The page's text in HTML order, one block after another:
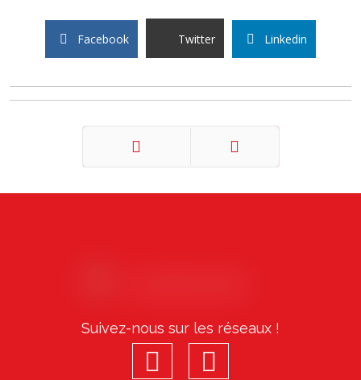
Facebook Twitter Linkedin
Suivez-nous sur les réseaux !
facebook